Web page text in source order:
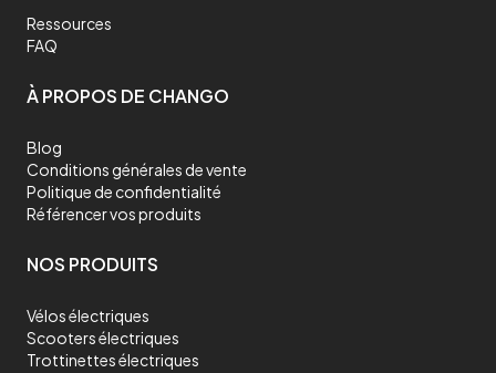
Ressources
FAQ
À PROPOS DE CHANGO
Blog
Conditions générales de vente
Politique de confidentialité
Référencer vos produits
NOS PRODUITS
Vélos électriques
Scooters électriques
Trottinettes électriques